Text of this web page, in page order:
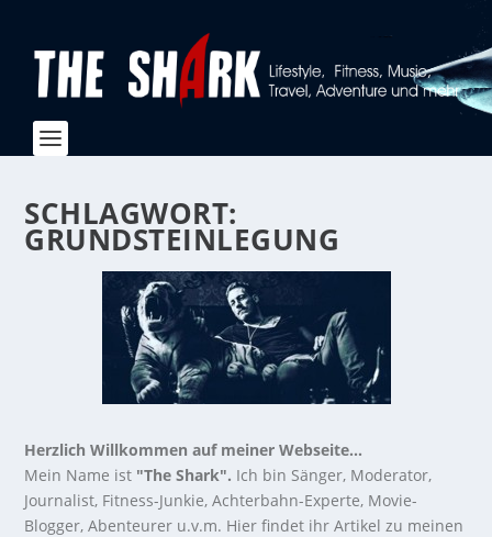
SCHLAGWORT:
GRUNDSTEINLEGUNG
Herzlich Willkommen auf meiner Webseite...
Mein Name ist "The Shark". Ich bin Sänger, Moderator,
Journalist, Fitness-Junkie, Achterbahn-Experte, Movie-
Blogger, Abenteurer u.v.m. Hier findet ihr Artikel zu meinen